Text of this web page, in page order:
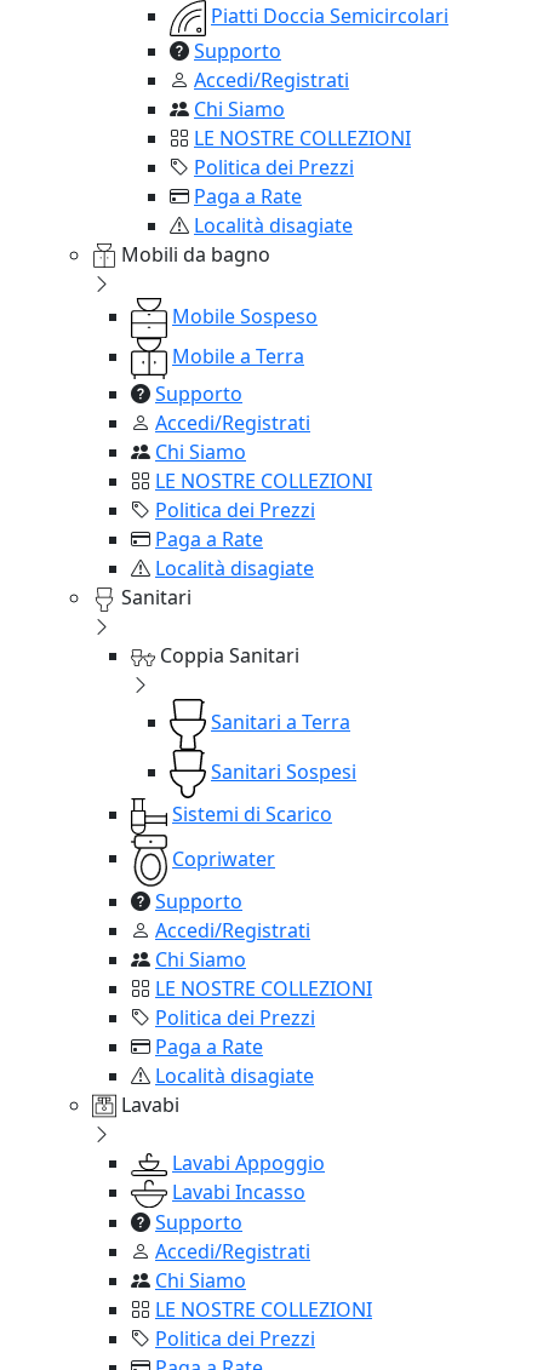
Piatti Doccia Semicircolari
Supporto
Accedi/Registrati
Chi Siamo
LE NOSTRE COLLEZIONI
Politica dei Prezzi
Paga a Rate
Località disagiate
Mobili da bagno
Mobile Sospeso
Mobile a Terra
Supporto
Accedi/Registrati
Chi Siamo
LE NOSTRE COLLEZIONI
Politica dei Prezzi
Paga a Rate
Località disagiate
Sanitari
Coppia Sanitari
Sanitari a Terra
Sanitari Sospesi
Sistemi di Scarico
Copriwater
Supporto
Accedi/Registrati
Chi Siamo
LE NOSTRE COLLEZIONI
Politica dei Prezzi
Paga a Rate
Località disagiate
Lavabi
Lavabi Appoggio
Lavabi Incasso
Supporto
Accedi/Registrati
Chi Siamo
LE NOSTRE COLLEZIONI
Politica dei Prezzi